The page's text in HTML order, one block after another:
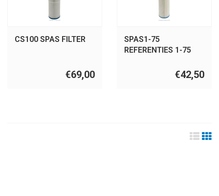
CS100 SPAS FILTER
€69,00
SPAS1-75
REFERENTIES 1-75
€42,50